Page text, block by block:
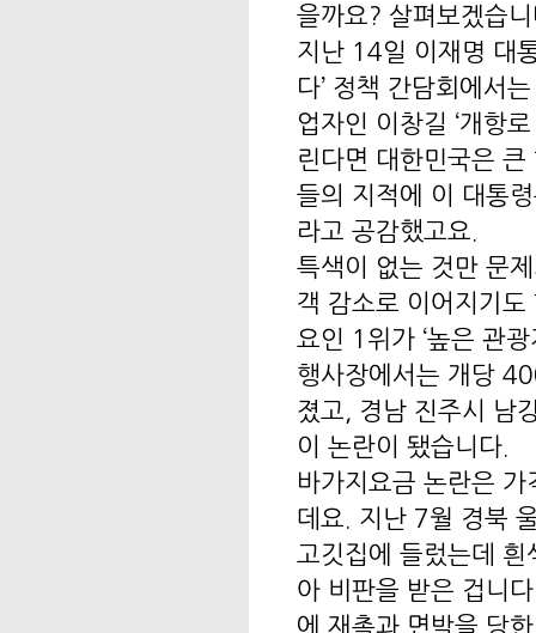
을까요? 살펴보겠습
지난 14일 이재명 대
다’ 정책 간담회에서
업자인 이창길 ‘개항
린다면 대한민국은
들의 지적에 이 대통
라고 공감했고요.
특색이 없는 것만 문
객 감소로 이어지기
요인 1위가 ‘높은 관
행사장에서는 개당
졌고, 경남 진주시 남
이 논란이 됐습니다.
바가지요금 논란은
데요. 지난 7월 경북
고깃집에 들렀는데
아 비판을 받은 겁니
에 재촉과 면박을 당